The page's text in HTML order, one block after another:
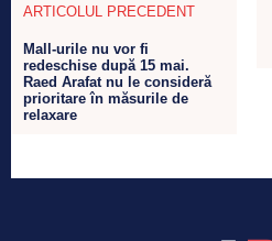
ARTICOLUL PRECEDENT
Mall-urile nu vor fi
redeschise după 15 mai.
Raed Arafat nu le consideră
prioritare în măsurile de
relaxare